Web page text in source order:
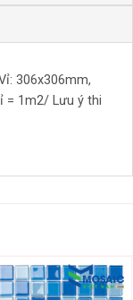
306x306mm,
= 1m2/ Lưu ý thi